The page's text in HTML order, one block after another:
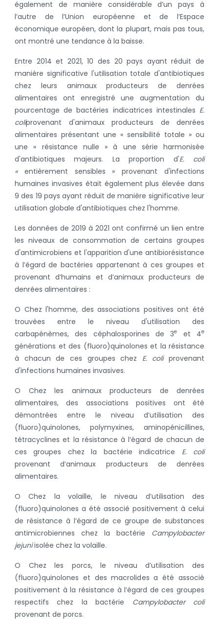
également de manière considérable d’un pays à
l’autre de l’Union européenne et de l’Espace
économique européen, dont la plupart, mais pas tous,
ont montré une tendance à la baisse.
Entre 2014 et 2021, 10 des 20 pays ayant réduit de
manière significative l'utilisation totale d'antibiotiques
chez leurs animaux producteurs de denrées
alimentaires ont enregistré une augmentation du
pourcentage de bactéries indicatrices intestinales E.
coliprovenant d'animaux producteurs de denrées
alimentaires présentant une « sensibilité totale » ou
une « résistance nulle » à une série harmonisée
d'antibiotiques majeurs. La proportion d'E. coli
« entièrement sensibles » provenant d'infections
humaines invasives était également plus élevée dans
9 des 19 pays ayant réduit de manière significative leur
utilisation globale d'antibiotiques chez l'homme.
Les données de 2019 à 2021 ont confirmé un lien entre
les niveaux de consommation de certains groupes
d'antimicrobiens et l'apparition d'une antibiorésistance
à l’égard de bactéries appartenant à ces groupes et
provenant d’humains et d’animaux producteurs de
denrées alimentaires :
O Chez l'homme, des associations positives ont été
trouvées entre le niveau d'utilisation des
carbapénèmes, des céphalosporines de 3e et 4e
générations et des (fluoro)quinolones et la résistance
à chacun de ces groupes chez E. coliprovenant
d'infections humaines invasives.
O Chez les animaux producteurs de denrées
alimentaires, des associations positives ont été
démontrées entre le niveau d’utilisation des
(fluoro)quinolones, polymyxines, aminopénicillines,
tétracyclines et la résistance à l’égard de chacun de
ces groupes chez la bactérie indicatrice E. coli
provenant d’animaux producteurs de denrées
alimentaires.
O Chez la volaille, le niveau d’utilisation des
(fluoro)quinolones a été associé positivement à celui
de résistance à l’égard de ce groupe de substances
antimicrobiennes chez la bactérie Campylobacter
jejuniisolée chez la volaille.
O Chez les porcs, le niveau d’utilisation des
(fluoro)quinolones et des macrolides a été associé
positivement à la résistance à l’égard de ces groupes
respectifs chez la bactérie Campylobacter coli
provenant de porcs.